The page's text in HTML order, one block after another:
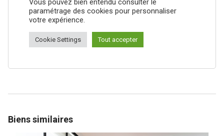
Biens similaires